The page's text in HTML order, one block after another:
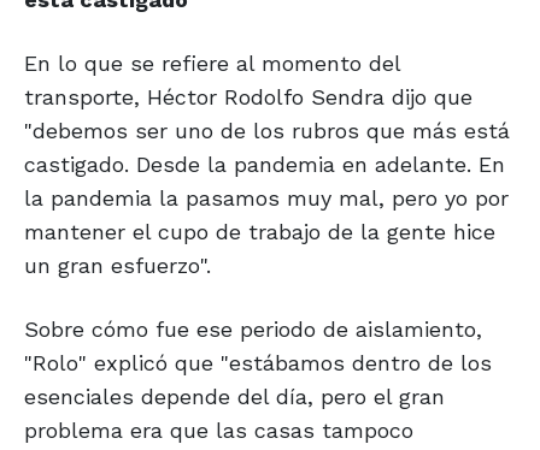
En lo que se refiere al momento del
transporte, Héctor Rodolfo Sendra dijo que
"debemos ser uno de los rubros que más está
castigado. Desde la pandemia en adelante. En
la pandemia la pasamos muy mal, pero yo por
mantener el cupo de trabajo de la gente hice
un gran esfuerzo".
Sobre cómo fue ese periodo de aislamiento,
"Rolo" explicó que "estábamos dentro de los
esenciales depende del día, pero el gran
problema era que las casas tampoco